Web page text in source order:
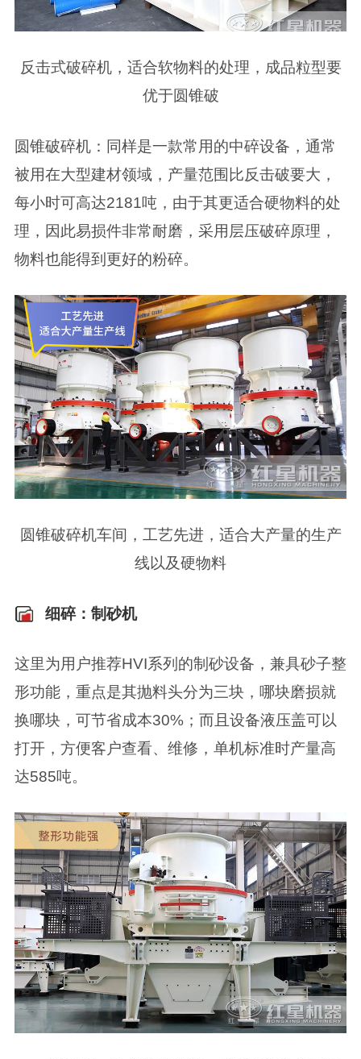
反击式破碎机，适合软物料的处理，成品粒型要
优于圆锥破
圆锥破碎机：同样是一款常用的中碎设备，通常
被用在大型建材领域，产量范围比反击破要大，
每小时可高达2181吨，由于其更适合硬物料的处
理，因此易损件非常耐磨，采用层压破碎原理，
物料也能得到更好的粉碎。
圆锥破碎机车间，工艺先进，适合大产量的生产
线以及硬物料
细碎：制砂机
这里为用户推荐HVI系列的制砂设备，兼具砂子整
形功能，重点是其抛料头分为三块，哪块磨损就
换哪块，可节省成本30%；而且设备液压盖可以
打开，方便客户查看、维修，单机标准时产量高
达585吨。